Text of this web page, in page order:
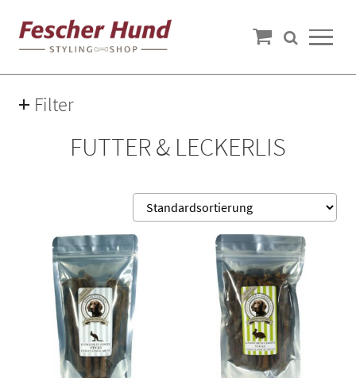
FUTTER & LECKERLIS
Filter
Ente(4)
Fisch(2)
Huhn(8)
Känguru(1)
Kaninchen(3)
See 6 more